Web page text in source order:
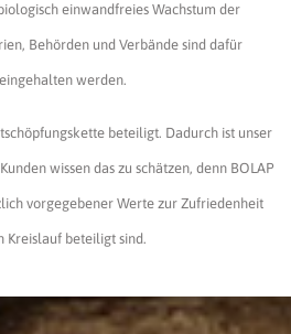
einwandfreies Wachstum der
Behörden und Verbände sind dafür
werden.
beteiligt. Dadurch ist unser
wissen das zu schätzen, denn BOLAP
vorgegebener Werte zur Zufriedenheit
Kreislauf beteiligt sind.